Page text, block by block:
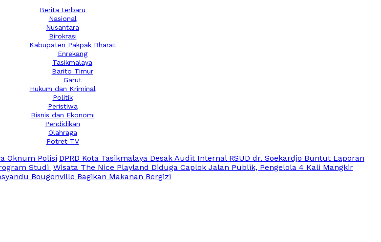
Berita terbaru
Nasional
Nusantara
Birokrasi
Kabupaten Pakpak Bharat
Enrekang
Tasikmalaya
Barito Timur
Garut
Hukum dan Kriminal
Politik
Peristiwa
Bisnis dan Ekonomi
Pendidikan
Olahraga
Potret TV
Oknum Polisi DPRD Kota Tasikmalaya Desak Audit Internal RSUD dr. Soekardjo Buntut Laporan
Studi Wisata The Nice Playland Diduga Caplok Jalan Publik, Pengelola 4 Kali Mangkir
Bougenville Bagikan Makanan Bergizi